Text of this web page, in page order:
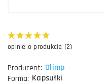
opinie o produkcie (2)
Producent: Olimp
Forma: Kapsułki